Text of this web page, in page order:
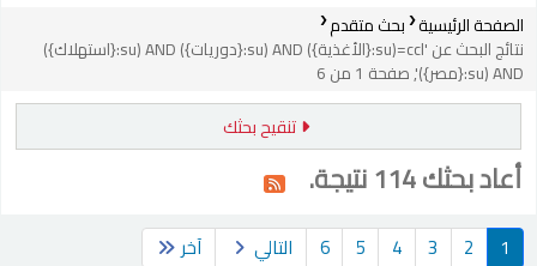
الصفحة الرئيسية بحث متقدم
نتائج البحث عن 'ccl=(su:{الأغذية}) AND (su:{دوريات}) AND (su:{استهلاك})
AND (su:{مصر})', صفحة 1 من 6
تنقيح بحثك
أعاد بحثك 114 نتيجة.
4
5
6 التالي آخر